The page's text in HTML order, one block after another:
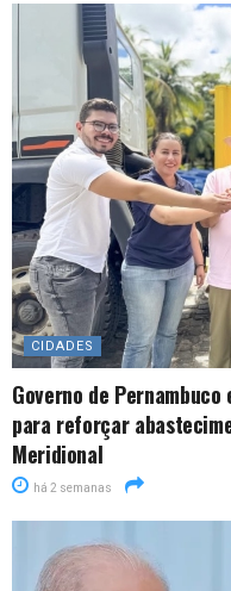
CIDADES
Governo de
para reforçar
Meridional
há 2 semanas